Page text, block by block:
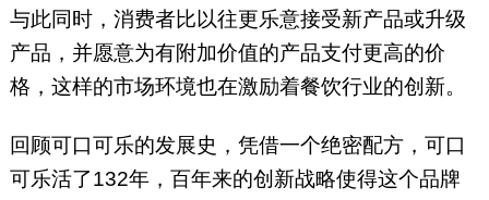
与此同时，消费者比以往更乐意接受新产品或升级
产品，并愿意为有附加价值的产品支付更高的价
格，这样的市场环境也在激励着餐饮行业的创新。
回顾可口可乐的发展史，凭借一个绝密配方，可口
可乐活了132年，百年来的创新战略使得这个品牌